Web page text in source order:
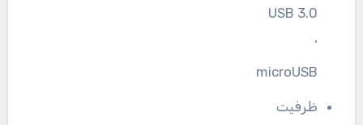
USB 3.0
,
microUSB
ظرفیت